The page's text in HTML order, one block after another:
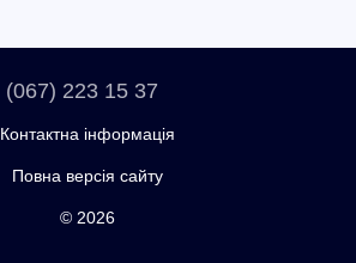
(067) 223 15 37
Контактна інформація
Повна версія сайту
© 2026